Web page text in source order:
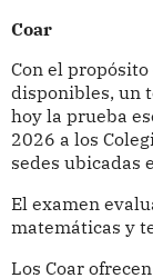
Coar
Con el
disponibles, un
hoy la prueba
2026 a los
sedes ubicadas
El examen
matemáticas y
Los Coar